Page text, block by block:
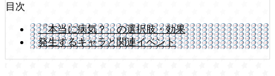
目次
「本当に病気？」の選択肢・効果
発生するキャラと関連イベント